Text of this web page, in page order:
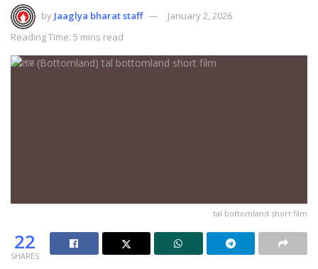
by Jaaglya bharat staff
January 2, 2026
Reading Time: 5 mins read
tal bottomland short film
22
SHARES